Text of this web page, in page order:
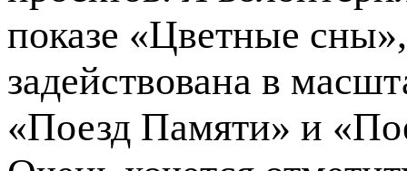
показе «Цветные
задействована в
«Поезд Памяти» и